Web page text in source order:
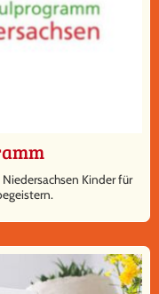
Kinder für